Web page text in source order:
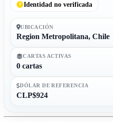
Identidad no verificada
UBICACIÓN
Region Metropolitana, Chile
CARTAS ACTIVAS
0 cartas
DÓLAR DE REFERENCIA
CLP$924